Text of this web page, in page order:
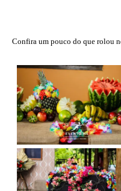
Confira um pouco do que rolou